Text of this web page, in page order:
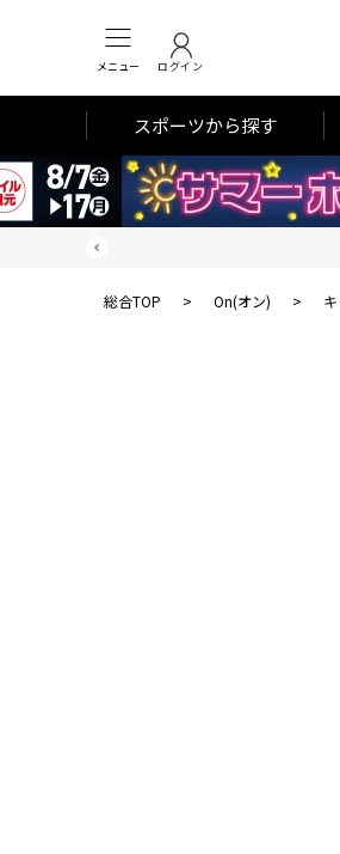
メニュー ログイン
スポーツから探す
総合TOP > On(オン) >